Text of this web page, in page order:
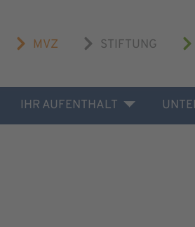
MVZ STIFTUNG
IHR AUFENTHALT